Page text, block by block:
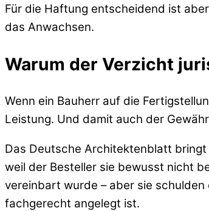
Für die Haftung entscheidend ist
das Anwachsen.
Warum der Verzicht
Wenn ein Bauherr auf die
Leistung. Und damit auch der
Das Deutsche Architektenblatt
weil der Besteller sie bewusst nicht
vereinbart wurde – aber sie
fachgerecht angelegt ist.